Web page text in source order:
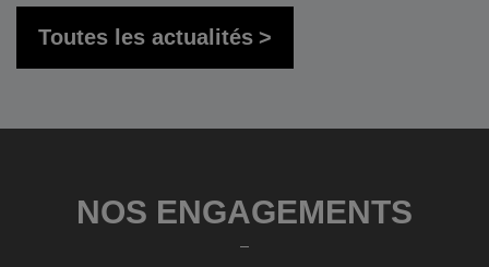
Toutes les actualités
NOS ENGAGEMENTS